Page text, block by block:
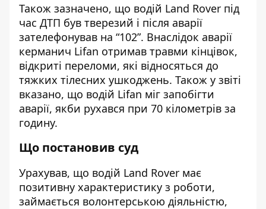
Також зазначено, що водій Land Rover під
час ДТП був тверезий і після аварії
зателефонував на “102”. Внаслідок аварії
керманич Lifan отримав травми кінцівок,
відкриті переломи, які відносяться до
тяжких тілесних ушкоджень. Також у звіті
вказано, що водій Lifan міг запобігти
аварії, якби рухався при 70 кілометрів за
годину.
Що постановив суд
Урахував, що водій Land Rover має
позитивну характеристику з роботи,
займається волонтерською діяльністю,